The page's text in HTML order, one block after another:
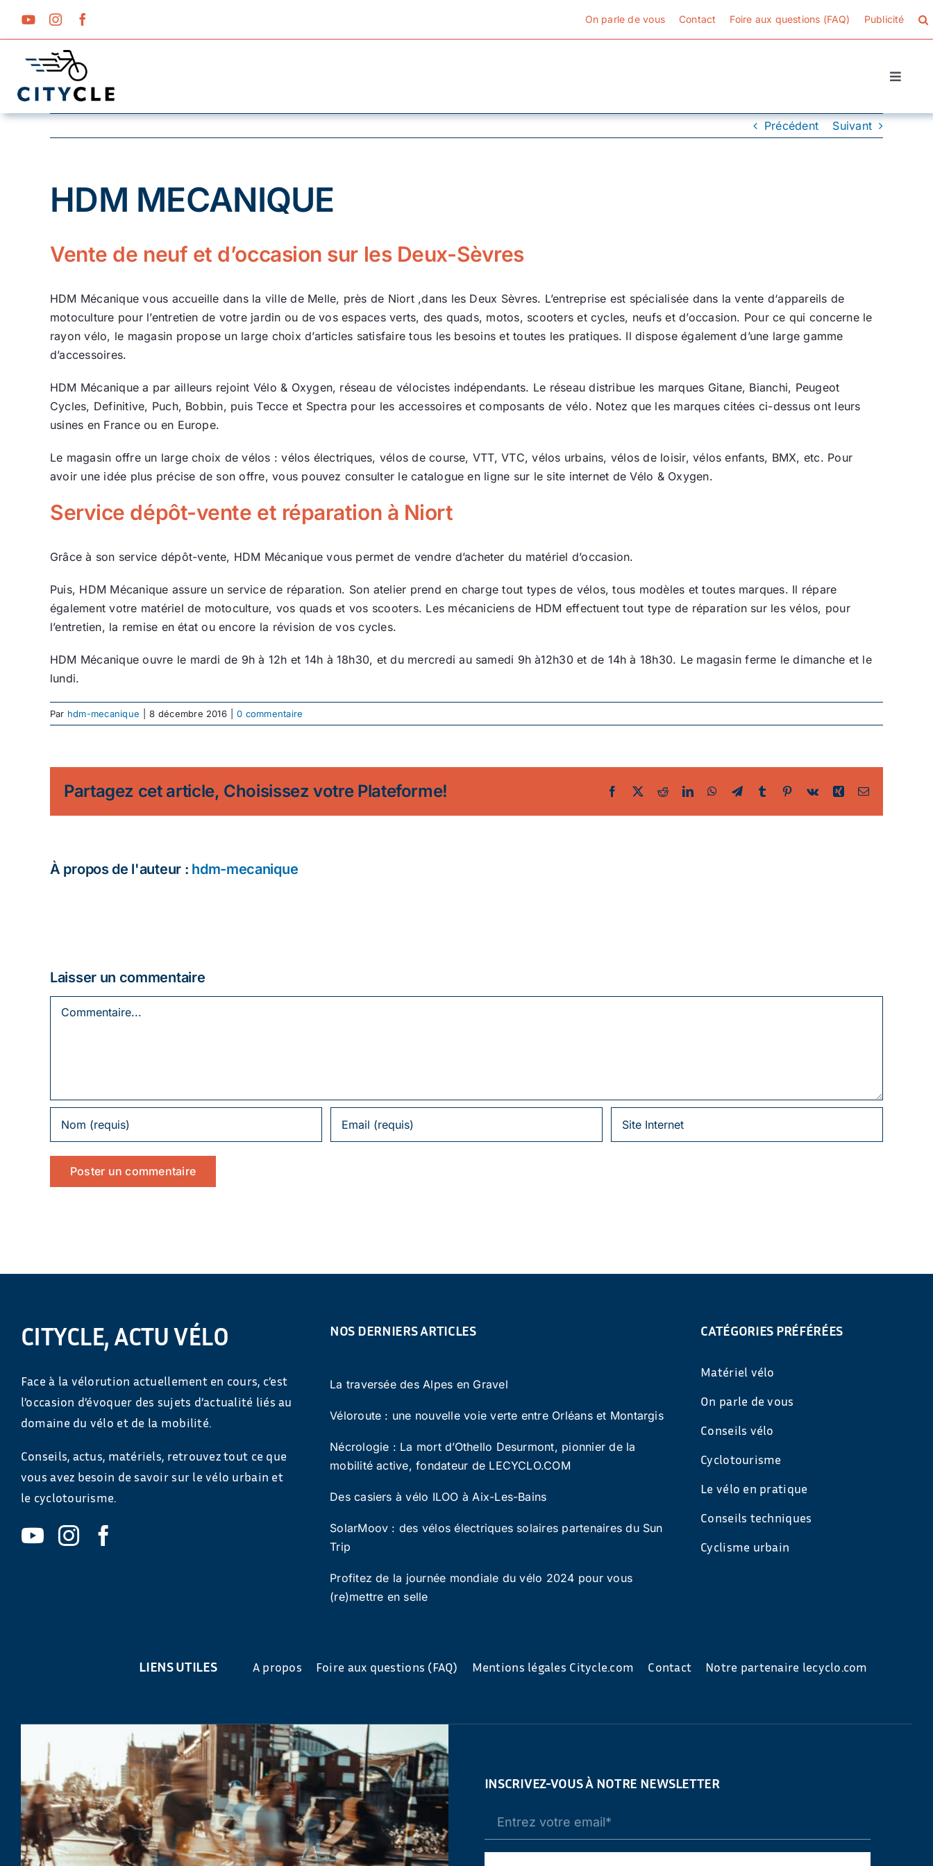
On parle de vous Contact Foire aux questions (FAQ) Publicité
Toggle
Cyclotourisme
Actualité
Précédent Suivant
HDM MECANIQUE
Vente de neuf et d’occasion sur les Deux-Sèvres
HDM Mécanique vous accueille dans la ville de Melle, près de Niort ,dans les Deux Sèvres. L’entreprise est spécialisée dans la vente d‘appareils de
motoculture pour l’entretien de votre jardin ou de vos espaces verts, des quads, motos, scooters et cycles, neufs et d’occasion. Pour ce qui concerne le
rayon vélo, le magasin propose un large choix d’articles satisfaire tous les besoins et toutes les pratiques. Il dispose également d’une large gamme
d’accessoires.
HDM Mécanique a par ailleurs rejoint Vélo & Oxygen, réseau de vélocistes indépendants. Le réseau distribue les marques Gitane, Bianchi, Peugeot
Cycles, Definitive, Puch, Bobbin, puis Tecce et Spectra pour les accessoires et composants de vélo. Notez que les marques citées ci-dessus ont leurs
usines en France ou en Europe.
Le magasin offre un large choix de vélos : vélos électriques, vélos de course, VTT, VTC, vélos urbains, vélos de loisir, vélos enfants, BMX, etc. Pour
avoir une idée plus précise de son offre, vous pouvez consulter le catalogue en ligne sur le site internet de Vélo & Oxygen.
Service dépôt-vente et réparation à Niort
Grâce à son service dépôt-vente, HDM Mécanique vous permet de vendre d’acheter du matériel d’occasion.
Puis, HDM Mécanique assure un service de réparation. Son atelier prend en charge tout types de vélos, tous modèles et toutes marques. Il répare
également votre matériel de motoculture, vos quads et vos scooters. Les mécaniciens de HDM effectuent tout type de réparation sur les vélos, pour
l’entretien, la remise en état ou encore la révision de vos cycles.
HDM Mécanique ouvre le mardi de 9h à 12h et 14h à 18h30, et du mercredi au samedi 9h à12h30 et de 14h à 18h30. Le magasin ferme le dimanche et le
lundi.
Par hdm-mecanique 8 décembre 2016 0 commentaire
Partagez cet article, Choisissez votre Plateforme! Facebook
TwitterRedditLinkedInWhatsApp
TelegramTumblr Pinterest
Vk Xing Email
À propos de l'auteur : hdm-mecanique
Laisser un commentaire
CITYCLE, ACTU VÉLO
Face à la vélorution actuellement en cours, c’est
l’occasion d’évoquer des sujets d’actualité liés au
domaine du vélo et de la mobilité.
Conseils, actus, matériels, retrouvez tout ce que
vous avez besoin de savoir sur le vélo urbain et
le cyclotourisme.
NOS DERNIERS ARTICLES
La traversée des Alpes en Gravel
Véloroute : une nouvelle voie verte entre Orléans et Montargis
Nécrologie : La mort d’Othello Desurmont, pionnier de la
mobilité active, fondateur de LECYCLO.COM
Des casiers à vélo ILOO à Aix-Les-Bains
SolarMoov : des vélos électriques solaires partenaires du Sun
Trip
Profitez de la journée mondiale du vélo 2024 pour vous
(re)mettre en selle
CATÉGORIES PRÉFÉRÉES
Matériel vélo
On parle de vous
Conseils vélo
Cyclotourisme
Le vélo en pratique
Conseils techniques
Cyclisme urbain
LIENS UTILES A propos Foire aux questions (FAQ) Mentions légales Citycle.com Contact Notre partenaire lecyclo.com
INSCRIVEZ-VOUS À NOTRE NEWSLETTER